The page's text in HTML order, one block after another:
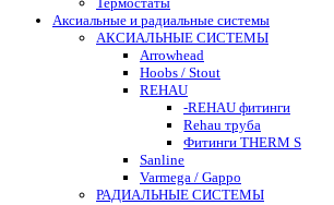
Аксиальные и радиальные системы
АКСИАЛЬНЫЕ СИСТЕМЫ
Arrowhead
Hoobs / Stout
REHAU
-REHAU фитинги
Rehau труба
Фитинги THERM S
Sanline
Varmega / Gappo
РАДИАЛЬНЫЕ СИСТЕМЫ